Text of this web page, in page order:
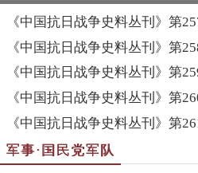
《中国抗日战争史料丛刊》第
《中国抗日战争史料丛刊》第
《中国抗日战争史料丛刊》第
《中国抗日战争史料丛刊》第
《中国抗日战争史料丛刊》第
军事·国民党军队